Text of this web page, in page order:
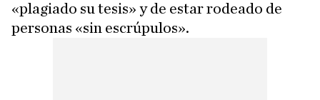
«plagiado su tesis» y de estar rodeado de
personas «sin escrúpulos».